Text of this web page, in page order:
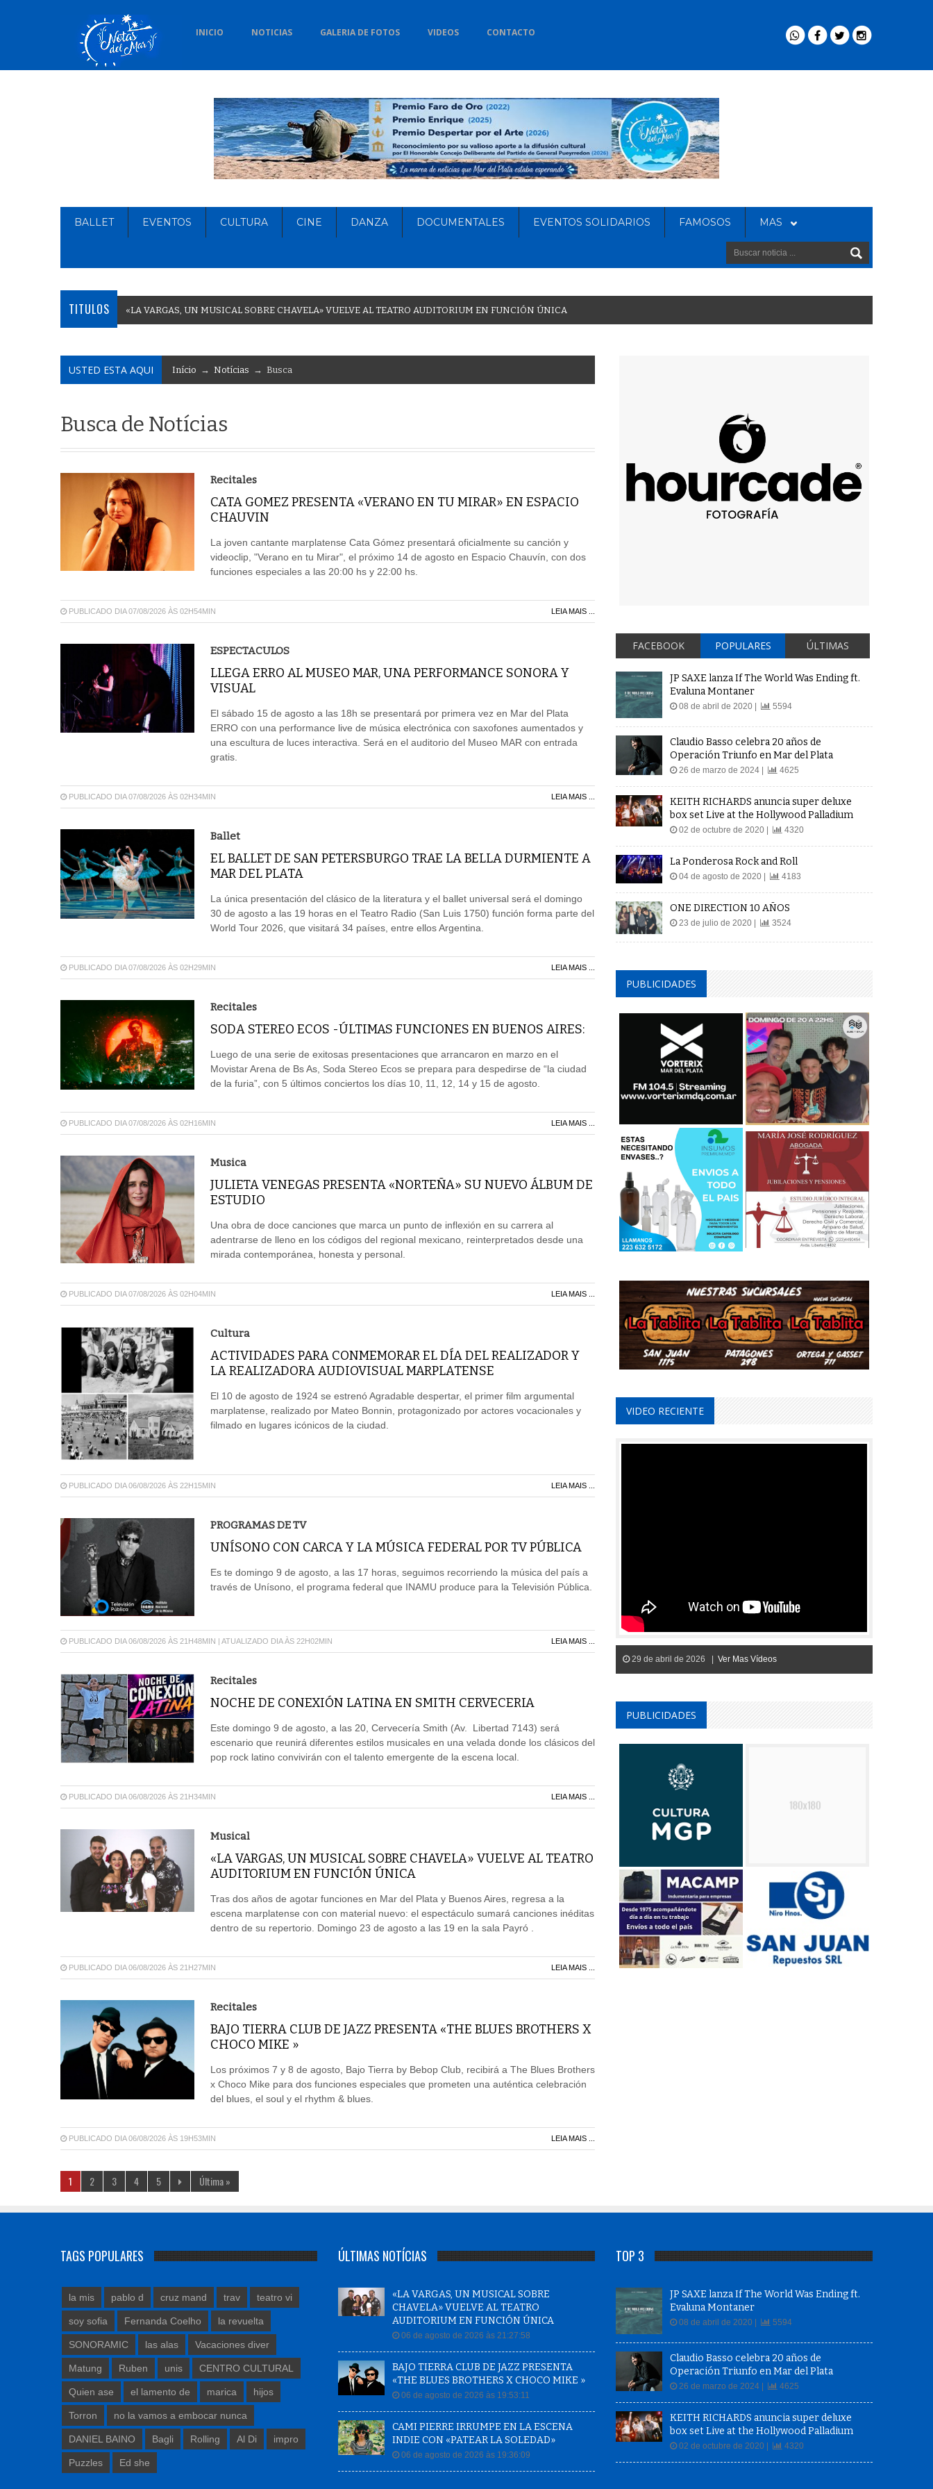
INICIO NOTICIAS GALERIA DE FOTOS VIDEOS CONTACTO
BALLET EVENTOS CULTURA CINE DANZA DOCUMENTALES EVENTOS SOLIDARIOS FAMOSOS MAS
TITULOS «LA VARGAS, UN MUSICAL SOBRE CHAVELA» VUELVE AL TEATRO AUDITORIUM EN FUNCIÓN ÚNICA
USTED ESTA AQUI Início → Notícias → Busca
Busca de Notícias
Recitales
CATA GOMEZ PRESENTA «VERANO EN TU MIRAR» EN ESPACIO
CHAUVIN
La joven cantante marplatense Cata Gómez presentará oficialmente su canción y
videoclip, "Verano en tu Mirar", el próximo 14 de agosto en Espacio Chauvín, con dos
funciones especiales a las 20:00 hs y 22:00 hs.
PUBLICADO DIA 07/08/2026 ÀS 02H54MIN LEIA MAIS ...
ESPECTACULOS
LLEGA ERRO AL MUSEO MAR, UNA PERFORMANCE SONORA Y
VISUAL
El sábado 15 de agosto a las 18h se presentará por primera vez en Mar del Plata
ERRO con una performance live de música electrónica con saxofones aumentados y
una escultura de luces interactiva. Será en el auditorio del Museo MAR con entrada
gratis.
PUBLICADO DIA 07/08/2026 ÀS 02H34MIN LEIA MAIS ...
Ballet
EL BALLET DE SAN PETERSBURGO TRAE LA BELLA DURMIENTE A
MAR DEL PLATA
La única presentación del clásico de la literatura y el ballet universal será el domingo
30 de agosto a las 19 horas en el Teatro Radio (San Luis 1750) función forma parte del
World Tour 2026, que visitará 34 países, entre ellos Argentina.
PUBLICADO DIA 07/08/2026 ÀS 02H29MIN LEIA MAIS ...
Recitales
SODA STEREO ECOS -ÚLTIMAS FUNCIONES EN BUENOS AIRES:
Luego de una serie de exitosas presentaciones que arrancaron en marzo en el
Movistar Arena de Bs As, Soda Stereo Ecos se prepara para despedirse de “la ciudad
de la furia”, con 5 últimos conciertos los días 10, 11, 12, 14 y 15 de agosto.
PUBLICADO DIA 07/08/2026 ÀS 02H16MIN LEIA MAIS ...
Musica
JULIETA VENEGAS PRESENTA «NORTEÑA» SU NUEVO ÁLBUM DE
ESTUDIO
Una obra de doce canciones que marca un punto de inflexión en su carrera al
adentrarse de lleno en los códigos del regional mexicano, reinterpretados desde una
mirada contemporánea, honesta y personal.
PUBLICADO DIA 07/08/2026 ÀS 02H04MIN LEIA MAIS ...
Cultura
ACTIVIDADES PARA CONMEMORAR EL DÍA DEL REALIZADOR Y
LA REALIZADORA AUDIOVISUAL MARPLATENSE
El 10 de agosto de 1924 se estrenó Agradable despertar, el primer film argumental
marplatense, realizado por Mateo Bonnin, protagonizado por actores vocacionales y
filmado en lugares icónicos de la ciudad.
PUBLICADO DIA 06/08/2026 ÀS 22H15MIN LEIA MAIS ...
PROGRAMAS DE TV
UNÍSONO CON CARCA Y LA MÚSICA FEDERAL POR TV PÚBLICA
Es te domingo 9 de agosto, a las 17 horas, seguimos recorriendo la música del país a
través de Unísono, el programa federal que INAMU produce para la Televisión Pública.
PUBLICADO DIA 06/08/2026 ÀS 21H48MIN | ATUALIZADO DIA ÀS 22H02MIN LEIA MAIS ...
Recitales
NOCHE DE CONEXIÓN LATINA EN SMITH CERVECERIA
Este domingo 9 de agosto, a las 20, Cervecería Smith (Av. Libertad 7143) será
escenario que reunirá diferentes estilos musicales en una velada donde los clásicos del
pop rock latino convivirán con el talento emergente de la escena local.
PUBLICADO DIA 06/08/2026 ÀS 21H34MIN LEIA MAIS ...
Musical
«LA VARGAS, UN MUSICAL SOBRE CHAVELA» VUELVE AL TEATRO
AUDITORIUM EN FUNCIÓN ÚNICA
Tras dos años de agotar funciones en Mar del Plata y Buenos Aires, regresa a la
escena marplatense con con material nuevo: el espectáculo sumará canciones inéditas
dentro de su repertorio. Domingo 23 de agosto a las 19 en la sala Payró .
PUBLICADO DIA 06/08/2026 ÀS 21H27MIN LEIA MAIS ...
Recitales
BAJO TIERRA CLUB DE JAZZ PRESENTA «THE BLUES BROTHERS X
CHOCO MIKE »
Los próximos 7 y 8 de agosto, Bajo Tierra by Bebop Club, recibirá a The Blues Brothers
x Choco Mike para dos funciones especiales que prometen una auténtica celebración
del blues, el soul y el rhythm & blues.
PUBLICADO DIA 06/08/2026 ÀS 19H53MIN LEIA MAIS ...
1 2 3 4 5 Última »
FACEBOOK POPULARES ÚLTIMAS
JP SAXE lanza If The World Was Ending ft.
Evaluna Montaner
08 de abril de 2020 | 5594
Claudio Basso celebra 20 años de
Operación Triunfo en Mar del Plata
26 de marzo de 2024 | 4625
KEITH RICHARDS anuncia super deluxe
box set Live at the Hollywood Palladium
02 de octubre de 2020 | 4320
La Ponderosa Rock and Roll
04 de agosto de 2020 | 4183
ONE DIRECTION 10 AÑOS
23 de julio de 2020 | 3524
PUBLICIDADES
VIDEO RECIENTE
29 de abril de 2026 | Ver Mas Vídeos
PUBLICIDADES
TAGS POPULARES
la mis pablo d cruz mand trav teatro vi
soy sofia Fernanda Coelho la revuelta
SONORAMIC las alas Vacaciones diver
Matung Ruben unis CENTRO CULTURAL
Quien ase el lamento de marica hijos
Torron no la vamos a embocar nunca
DANIEL BAINO Bagli Rolling Al Di impro
Puzzles Ed she
ÚLTIMAS NOTÍCIAS
«LA VARGAS, UN MUSICAL SOBRE
CHAVELA» VUELVE AL TEATRO
AUDITORIUM EN FUNCIÓN ÚNICA
06 de agosto de 2026 às 21:27:58
BAJO TIERRA CLUB DE JAZZ PRESENTA
«THE BLUES BROTHERS X CHOCO MIKE »
06 de agosto de 2026 às 19:53:11
CAMI PIERRE IRRUMPE EN LA ESCENA
INDIE CON «PATEAR LA SOLEDAD»
06 de agosto de 2026 às 19:36:09
TOP 3
JP SAXE lanza If The World Was Ending ft.
Evaluna Montaner
08 de abril de 2020 | 5594
Claudio Basso celebra 20 años de
Operación Triunfo en Mar del Plata
26 de marzo de 2024 | 4625
KEITH RICHARDS anuncia super deluxe
box set Live at the Hollywood Palladium
02 de octubre de 2020 | 4320